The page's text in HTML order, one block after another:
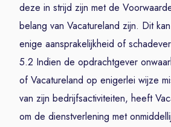
deze in strijd zijn met de
belang van Vacatureland zijn. Dit
enige aansprakelijkheid of
5.2 Indien de opdrachtgever
of Vacatureland op enigerlei wijze
van zijn bedrijfsactiviteiten, heeft
om de dienstverlening met